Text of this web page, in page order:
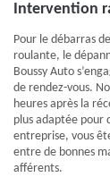
Intervention
Pour le débarras
roulante, le
Boussy Auto
de rendez-vous.
heures après la
plus adaptée pour
entreprise, vous
entre de bonnes
afférents.